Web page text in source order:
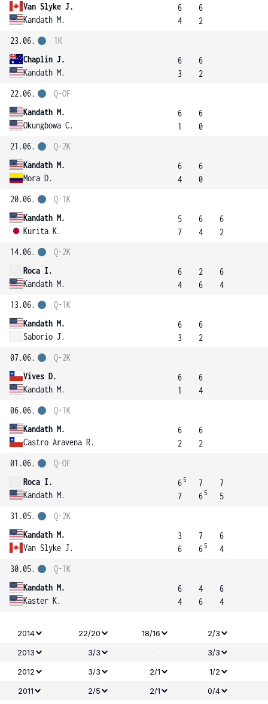
Van Slyke J.
Kandath M.
6
4
6
2
23.06.
Chaplin J.
Kandath M.
1K
6
3
6
2
22.06.
Kandath M.
Okungbowa C.
Q-OF
6
1
6
0
21.06.
Kandath M.
Mora D.
Q-2K
6
4
6
0
20.06.
Kandath M.
Kurita K.
Q-1K
5
7
6
4
6
2
14.06.
Roca I.
Kandath M.
Q-2K
6
4
2
6
6
4
13.06.
Kandath M.
Saborio J.
Q-1K
6
3
6
2
07.06.
Vives D.
Kandath M.
Q-2K
6
1
6
4
06.06.
Kandath M.
Castro Aravena R.
Q-1K
6
2
6
2
01.06.
Roca I.
Kandath M.
Q-OF
6 5
7
7
6 5
7
5
31.05.
Kandath M.
Van Slyke J.
Q-2K
3
6
7
6 5
6
4
30.05.
Kandath M.
Kaster K.
Q-1K
6
4
4
6
6
4
2014 22/20 18/16
2/3
2013
3/3 -
3/3
2012
3/3 2/1
1/2
2011
2/5 2/1
0/4